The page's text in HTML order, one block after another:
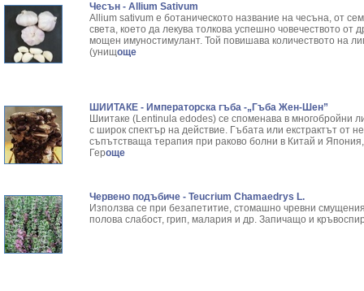
Чесън - Allium Sativum
Allium sativum е ботаническото название на чесъна, от
света, което да лекува толкова успешно човечеството
мощен имуностимулант. Той повишава количеството на
(унищоще
ШИИТАКЕ - Императорска гъба -„Гъба Жен-Шен”
Шиитаке (Lentinula edodes) се споменава в многобройни
с широк спектър на действие. Гъбата или екстрактът от
съпътстваща терапия при раково болни в Китай и
Героще
Червено подъбиче - Teucrium Chamaedrys L.
Използва се при безапетитие, стомашно чревни
полова слабост, грип, малария и др. Запичащо и